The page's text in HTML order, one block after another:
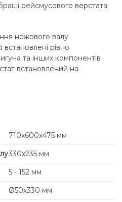
рейсмусового верстата
ножового валу
рівно
та інших компонентів
встановлений на
710x600x475 мм
330х235 мм
5 - 152 мм
Ø50х330 мм